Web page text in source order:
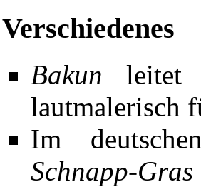
Verschiedenes
Bakun
lautmalerisch
Im
Schnapp-Gras